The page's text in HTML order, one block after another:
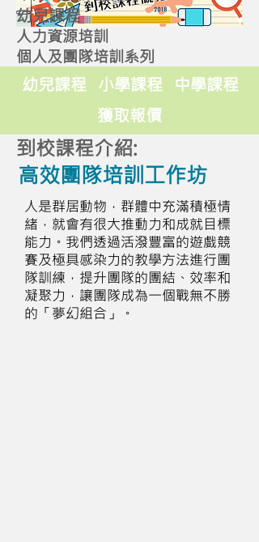
幼兒課程
人力資源培訓
個人及團隊培訓系列
幼兒課程 小學課程
中學課程
獲取報價
到校課程介紹:
高效團隊培訓工作坊
人是群居動物，群體中充滿積極情
緒，就會有很大推動力和成就目標
能力。我們透過活潑豐富的遊戲競
賽及極具感染力的教學方法進行團
隊訓練，提升團隊的團結、效率和
凝聚力，讓團隊成為一個戰無不勝
的「夢幻組合」。